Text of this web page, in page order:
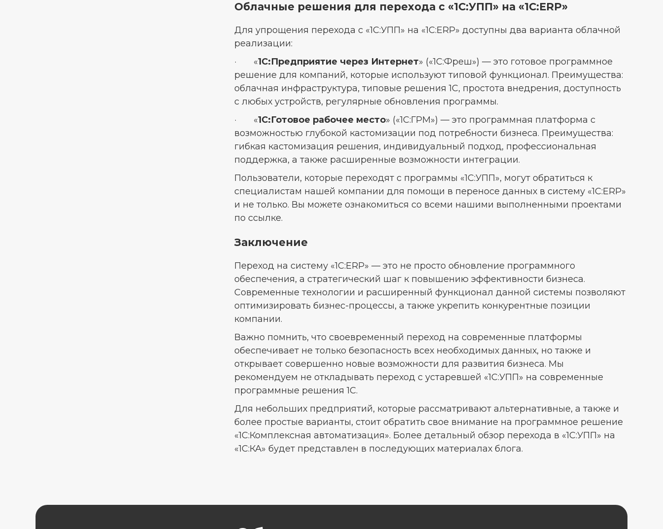
Облачные решения для перехода с «1С:УПП» на «1С:ERP»
Для упрощения перехода с «1С:УПП» на «1С:ERP» доступны два варианта облачной
реализации:
· «1С:Предприятие через Интернет» («1С:Фреш») — это готовое программное
решение для компаний, которые используют типовой функционал. Преимущества:
облачная инфраструктура, типовые решения 1С, простота внедрения, доступность
с любых устройств, регулярные обновления программы.
· «1С:Готовое рабочее место» («1С:ГРМ») — это программная платформа с
возможностью глубокой кастомизации под потребности бизнеса. Преимущества:
гибкая кастомизация решения, индивидуальный подход, профессиональная
поддержка, а также расширенные возможности интеграции.
Пользователи, которые переходят с программы «1С:УПП», могут обратиться к
специалистам нашей компании для помощи в переносе данных в систему «1С:ERP»
и не только. Вы можете ознакомиться со всеми нашими выполненными проектами
по ссылке.
Заключение
Переход на систему «1С:ERP» — это не просто обновление программного
обеспечения, а стратегический шаг к повышению эффективности бизнеса.
Современные технологии и расширенный функционал данной системы позволяют
оптимизировать бизнес-процессы, а также укрепить конкурентные позиции
компании.
Важно помнить, что своевременный переход на современные платформы
обеспечивает не только безопасность всех необходимых данных, но также и
открывает совершенно новые возможности для развития бизнеса. Мы
рекомендуем не откладывать переход с устаревшей «1С:УПП» на современные
программные решения 1С.
Для небольших предприятий, которые рассматривают альтернативные, а также и
более простые варианты, стоит обратить свое внимание на программное решение
«1С:Комплексная автоматизация». Более детальный обзор перехода в «1С:УПП» на
«1С:КА» будет представлен в последующих материалах блога.